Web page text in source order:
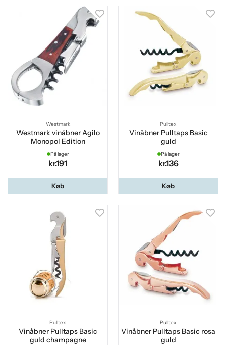
Westmark
Westmark vinåbner Agilo
Monopol Edition
På lager
kr.191
Køb
Pulltex
Vinåbner Pulltaps Basic
guld
På lager
kr.136
Køb
Pulltex
Vinåbner Pulltaps Basic
guld champagne
Pulltex
Vinåbner Pulltaps Basic rosa
guld